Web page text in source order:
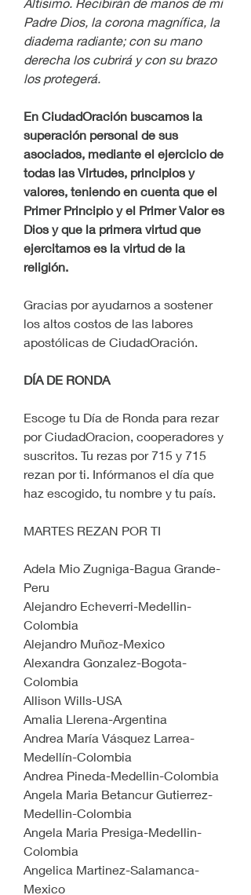
Padre Dios, la corona magnífica, la
diadema radiante; con su mano
derecha los cubrirá y con su brazo
los protegerá.
En CiudadOración buscamos la
superación personal de sus
asociados, mediante el ejercicio de
todas las Virtudes, principios y
valores, teniendo en cuenta que el
Primer Principio y el Primer Valor es
Dios y que la primera virtud que
ejercitamos es la virtud de la
religión.
Gracias por ayudarnos a sostener
los altos costos de las labores
apostólicas de CiudadOración.
DÍA DE RONDA
Escoge tu Día de Ronda para rezar
por CiudadOracion, cooperadores y
suscritos. Tu rezas por 715 y 715
rezan por ti. Infórmanos el día que
haz escogido, tu nombre y tu país.
MARTES REZAN POR TI
Adela Mio Zugniga-Bagua Grande-
Peru
Alejandro Echeverri-Medellin-
Colombia
Alejandro Muñoz-Mexico
Alexandra Gonzalez-Bogota-
Colombia
Allison Wills-USA
Amalia Llerena-Argentina
Andrea María Vásquez Larrea-
Medellín-Colombia
Andrea Pineda-Medellin-Colombia
Angela Maria Betancur Gutierrez-
Medellin-Colombia
Angela Maria Presiga-Medellin-
Colombia
Angelica Martinez-Salamanca-
Mexico